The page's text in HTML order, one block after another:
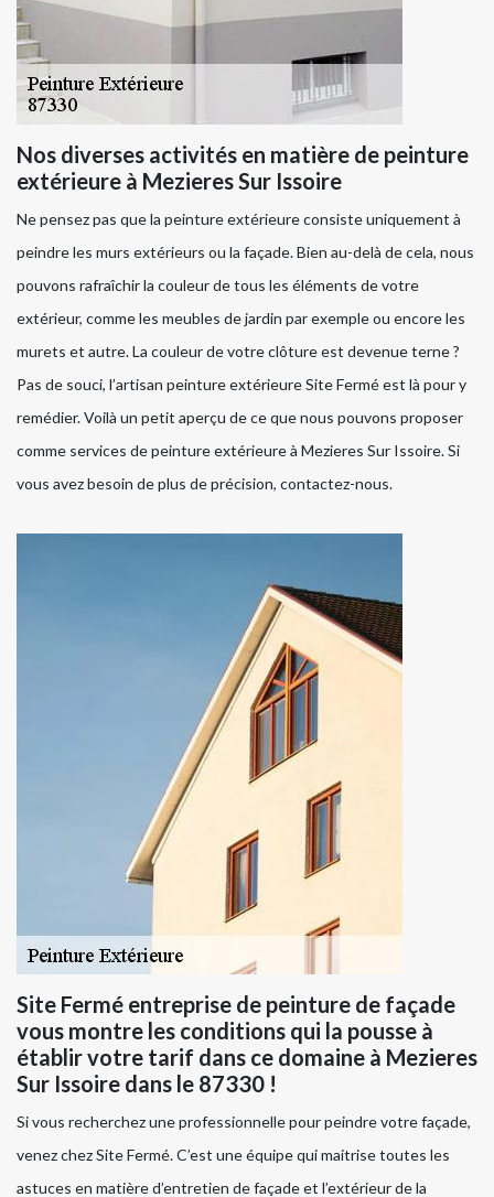
Nos diverses activités en matière de peinture
extérieure à Mezieres Sur Issoire
Ne pensez pas que la peinture extérieure consiste uniquement à
peindre les murs extérieurs ou la façade. Bien au-delà de cela, nous
pouvons rafraîchir la couleur de tous les éléments de votre
extérieur, comme les meubles de jardin par exemple ou encore les
murets et autre. La couleur de votre clôture est devenue terne ?
Pas de souci, l’artisan peinture extérieure Site Fermé est là pour y
remédier. Voilà un petit aperçu de ce que nous pouvons proposer
comme services de peinture extérieure à Mezieres Sur Issoire. Si
vous avez besoin de plus de précision, contactez-nous.
Site Fermé entreprise de peinture de façade
vous montre les conditions qui la pousse à
établir votre tarif dans ce domaine à Mezieres
Sur Issoire dans le 87330 !
Si vous recherchez une professionnelle pour peindre votre façade,
venez chez Site Fermé. C’est une équipe qui maitrise toutes les
astuces en matière d’entretien de façade et l’extérieur de la